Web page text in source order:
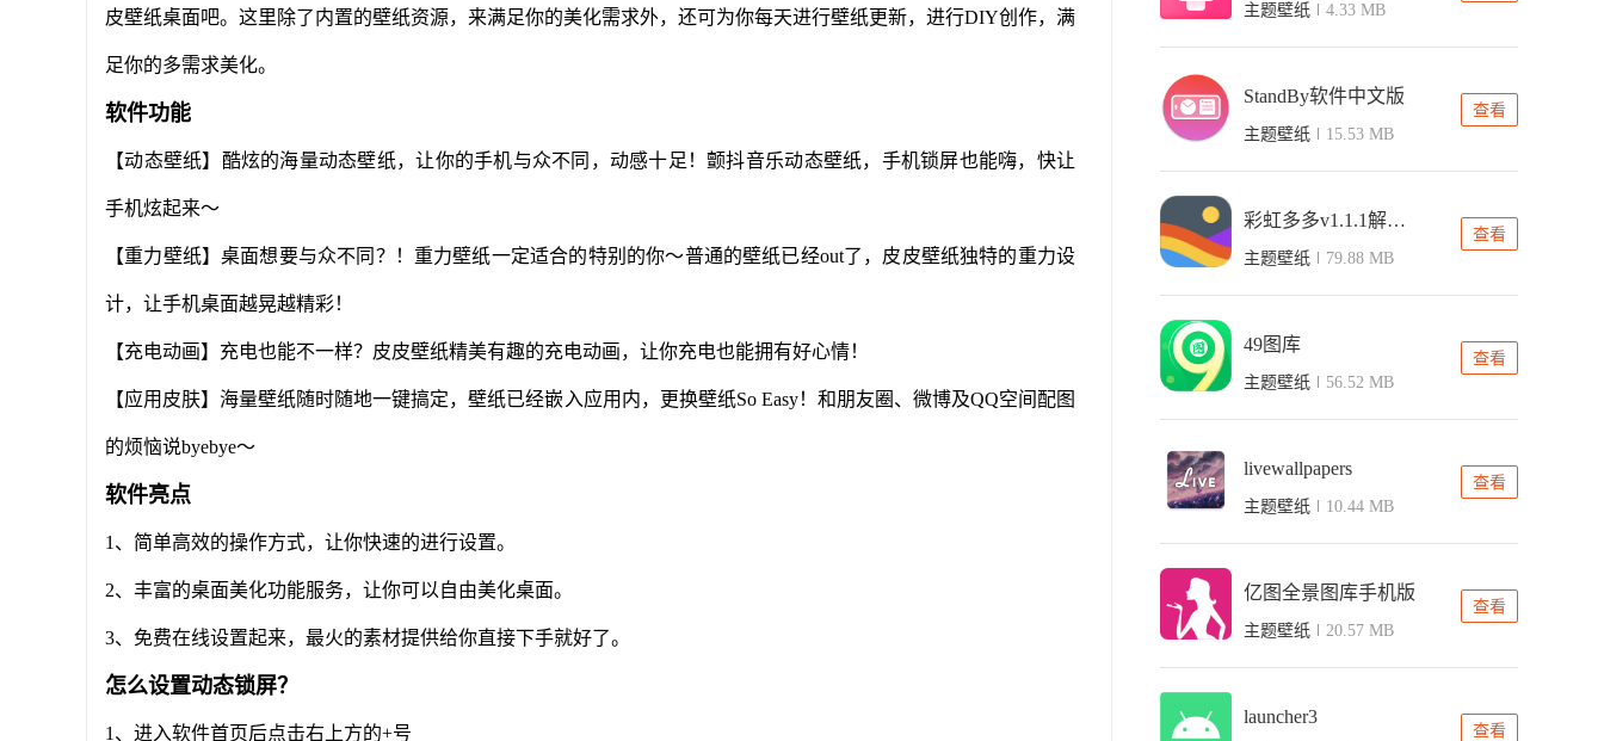
皮壁纸桌面吧。这里除了内置的壁纸资源，来满足你的美化需求外，还可为你每天进行壁纸更新，进行DIY创作，满
足你的多需求美化。
软件功能
【动态壁纸】酷炫的海量动态壁纸，让你的手机与众不同，动感十足！颤抖音乐动态壁纸，手机锁屏也能嗨，快让
手机炫起来～
【重力壁纸】桌面想要与众不同？！重力壁纸一定适合的特别的你～普通的壁纸已经out了，皮皮壁纸独特的重力设
计，让手机桌面越晃越精彩！
【充电动画】充电也能不一样？皮皮壁纸精美有趣的充电动画，让你充电也能拥有好心情！
【应用皮肤】海量壁纸随时随地一键搞定，壁纸已经嵌入应用内，更换壁纸So Easy！和朋友圈、微博及QQ空间配图
的烦恼说byebye～
软件亮点
1、简单高效的操作方式，让你快速的进行设置。
2、丰富的桌面美化功能服务，让你可以自由美化桌面。
3、免费在线设置起来，最火的素材提供给你直接下手就好了。
怎么设置动态锁屏？
1、进入软件首页后点击右上方的+号
主题壁纸 4.33 MB
StandBy软件中文版
主题壁纸 15.53 MB
查看
彩虹多多v1.1.1解锁会员版
主题壁纸 79.88 MB
查看
49图库
主题壁纸 56.52 MB
查看
livewallpapers
主题壁纸 10.44 MB
查看
亿图全景图库手机版
主题壁纸 20.57 MB
查看
launcher3
查看